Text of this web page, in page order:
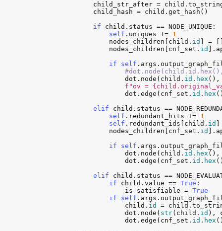
child_str_after = child .
child_hash = child . get_hash ()
if
child . status == NODE_UNIQUE :
self . uniques += 1
nodes_children
child . id
] =
nodes_children
cnf_set . id ].
if
self . args .
dot . node ( child . id . hex
f"ov =
dot . edge ( cnf_set . id . hex
elif
child . status ==
self . redundant_hits += 1
self . redundant_ids child . id
nodes_children
cnf_set . id ].
if
self . args .
dot . node ( child . id . hex
dot . edge ( cnf_set . id . hex
elif
child . status ==
if
child . value == True :
is_satisfiable = True
if
self . args .
child . id = child .
dot . node ( str( child . id ),
dot . edge ( cnf_set . id . hex